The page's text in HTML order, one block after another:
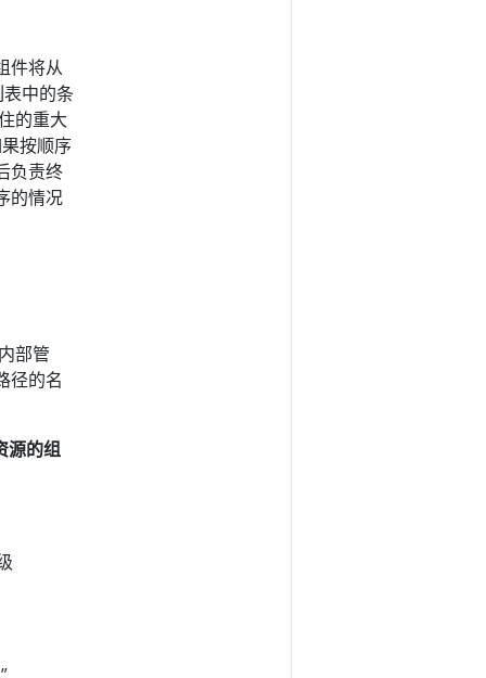
件将从
中的条
的重大
按顺序
负责终
的情况
部管
径的名
源的组